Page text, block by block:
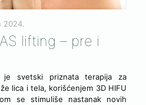
2024.
lifting – pre i
je svetski priznata terapija za
lica i tela, korišćenjem 3D HIFU
se stimuliše nastanak novih